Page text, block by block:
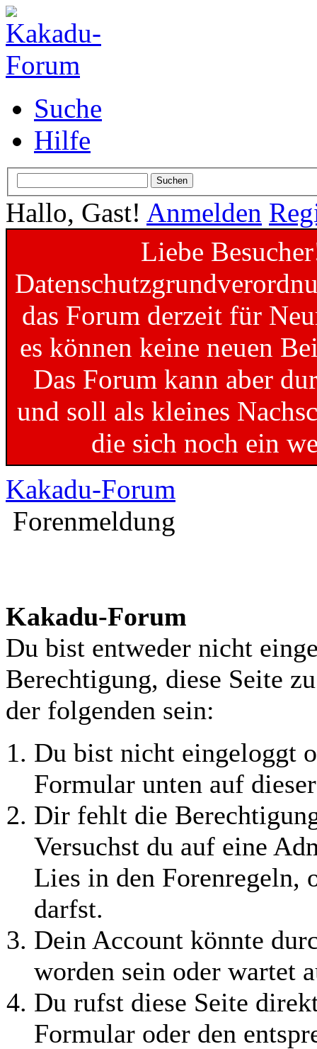
Suche
Hilfe
Hallo, Gast! Anmelden
Liebe
das Forum derzeit für
es können keine neuen
Das Forum kann aber
und soll als kleines
die sich noch ein
Kakadu-Forum
Forenmeldung
Kakadu-Forum
Du bist entweder nicht
Berechtigung, diese Seite
der folgenden sein:
Du bist nicht eingeloggt
Formular unten auf
Dir fehlt die
Versuchst du auf eine
Lies in den Forenregeln,
darfst.
Dein Account könnte
worden sein oder wartet
Du rufst diese Seite
Formular oder den